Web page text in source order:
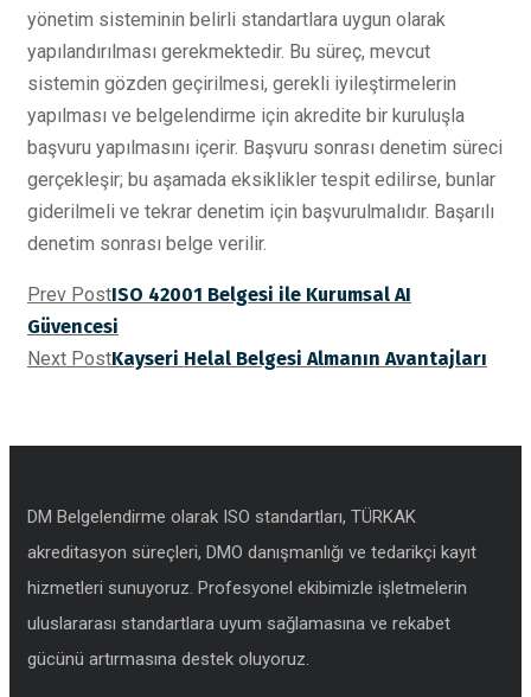
yönetim sisteminin belirli standartlara uygun olarak
yapılandırılması gerekmektedir. Bu süreç, mevcut
sistemin gözden geçirilmesi, gerekli iyileştirmelerin
yapılması ve belgelendirme için akredite bir kuruluşla
başvuru yapılmasını içerir. Başvuru sonrası denetim süreci
gerçekleşir; bu aşamada eksiklikler tespit edilirse, bunlar
giderilmeli ve tekrar denetim için başvurulmalıdır. Başarılı
denetim sonrası belge verilir.
Prev PostISO 42001 Belgesi ile Kurumsal AI
Güvencesi
Next PostKayseri Helal Belgesi Almanın Avantajları
DM Belgelendirme olarak ISO standartları, TÜRKAK
akreditasyon süreçleri, DMO danışmanlığı ve tedarikçi kayıt
hizmetleri sunuyoruz. Profesyonel ekibimizle işletmelerin
uluslararası standartlara uyum sağlamasına ve rekabet
gücünü artırmasına destek oluyoruz.